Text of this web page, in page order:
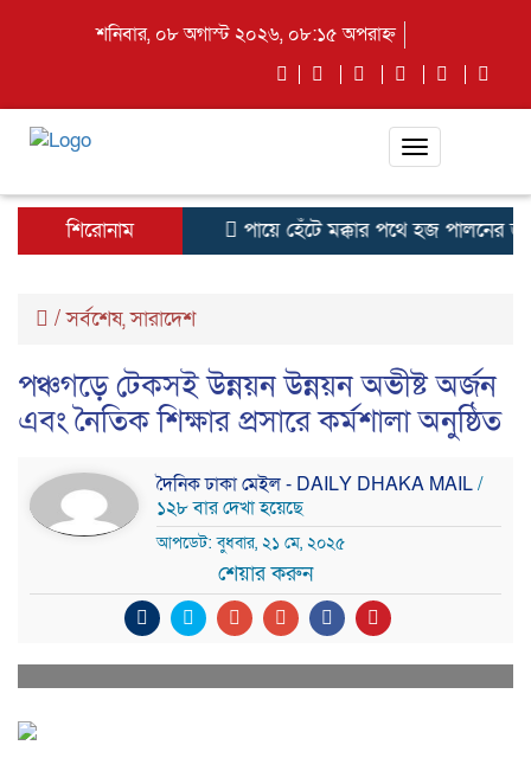
শনিবার, ০৮ অগাস্ট ২০২৬, ০৮:১৫ অপরাহ্ন
Toggle
শিরোনাম
পায়ে হেঁটে মক্কার পথে হজ পালনের
/সর্বশেষ,সারাদেশ
পঞ্চগড়ে টেকসই উন্নয়ন উন্নয়ন অভীষ্ট অর্জন
এবং নৈতিক শিক্ষার প্রসারে কর্মশালা অনুষ্ঠিত
দৈনিক ঢাকা মেইল - DAILY DHAKA MAIL/
১২৮ বার দেখা হয়েছে
আপডেট: বুধবার, ২১ মে, ২০২৫
শেয়ার করুন